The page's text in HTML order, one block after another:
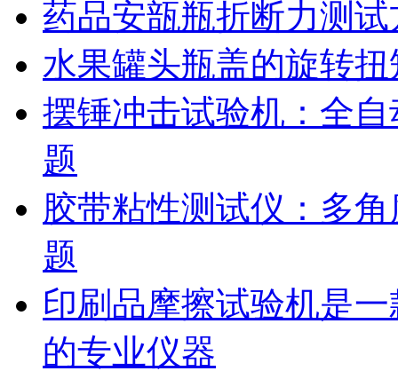
药品安瓿瓶折断力测
水果罐头瓶盖的旋转
摆锤冲击试验机：全
题
胶带粘性测试仪：多
题
印刷品摩擦试验机是
的专业仪器